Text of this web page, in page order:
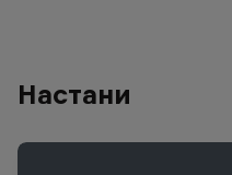
Настани